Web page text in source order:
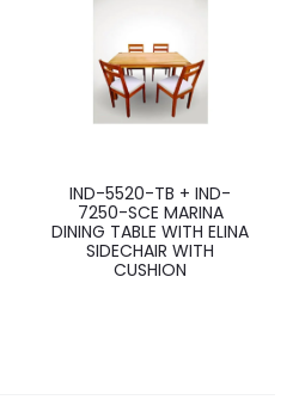
IND-5520-TB + IND-
7250-SCE MARINA
DINING TABLE WITH ELINA
SIDECHAIR WITH
CUSHION